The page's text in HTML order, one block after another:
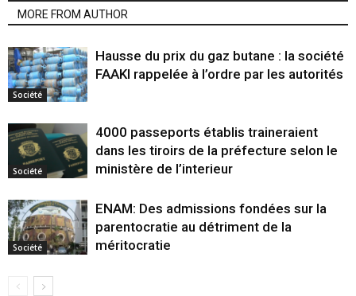
MORE FROM AUTHOR
Société
Hausse du prix du gaz butane : la société
FAAKI rappelée à l’ordre par les autorités
Société
4000 passeports établis traineraient
dans les tiroirs de la préfecture selon le
ministère de l’interieur
Société
ENAM: Des admissions fondées sur la
parentocratie au détriment de la
méritocratie